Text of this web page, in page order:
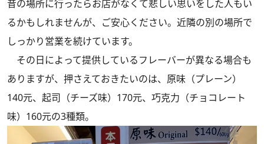
昔の場所に行ったらお店がなくて悲しい思いをした人もい
るかもしれませんが、ご安心ください。近隣の別の場所で
しっかり営業を続けています。
その日によって提供しているフレーバーが異なる場合も
ありますが、押さえておきたいのは、原味（プレーン）
140元、起司（チーズ味）170元、巧克力（チョコレート
味）160元の3種類。